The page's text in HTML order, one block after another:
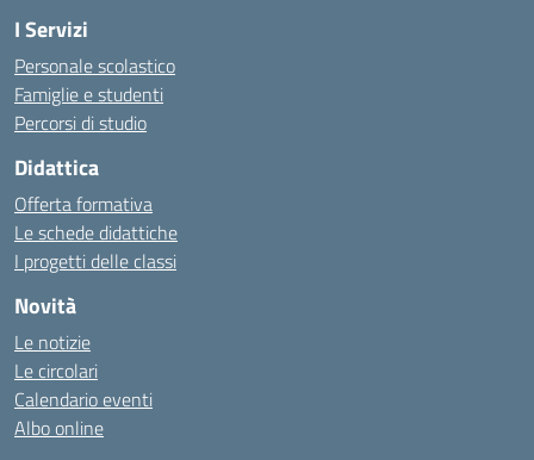
I Servizi
Personale scolastico
Famiglie e studenti
Percorsi di studio
Didattica
Offerta formativa
Le schede didattiche
I progetti delle classi
Novità
Le notizie
Le circolari
Calendario eventi
Albo online